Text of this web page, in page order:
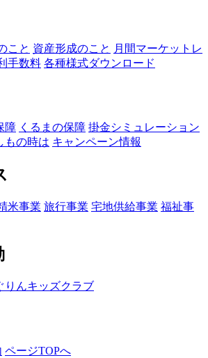
こと 資産形成のこと 月間マーケットレ
手数料 各種様式ダウンロード
障 くるまの保障 掛金シミュレーション
もの時は キャンペーン情報
米事業 旅行事業 宅地供給事業 福祉事
りんキッズクラブ
ページTOPへ